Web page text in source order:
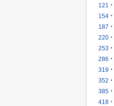
121 ·
154 ·
187 ·
220 ·
253 ·
286 ·
319 ·
352 ·
385 ·
418 ·